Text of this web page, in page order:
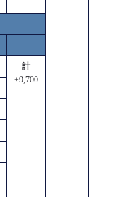
計
+9,700